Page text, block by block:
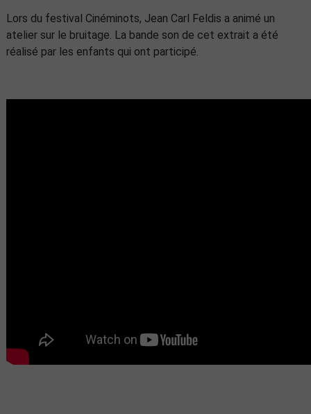
Lors du festival Cinéminots, Jean Carl Feldis a animé un
atelier sur le bruitage. La bande son de cet extrait a été
réalisé par les enfants qui ont participé.